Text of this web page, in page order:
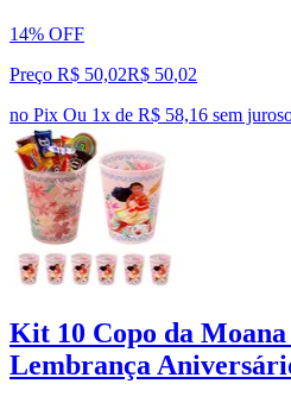
14% OFF
Preço R$ 50,02R$ 50,02
no Pix Ou 1x de R$ 58,16 sem juros
Kit 10 Copo da
Lembrança